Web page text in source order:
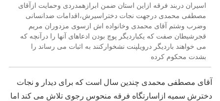
اسیران دربند فرقه ازاین استان ضمن ابرازهمدردی وحمایت ازآقای
مصطفی محمدی درجهت نجات دختراسیرش،اقدامات ضدانسانی
وضرب وشتم آقای محمدی وخانواده اش ازسوی مزدوران مریم
قجرشیطان صفت که یکباردیگر پوچ بودن ادعاهای آنها را درآنچه که
می خواهند باردیگر درویلپنت نشخوارکنند به اثبات می رساند را
بشدت محکوم کرده
آقای مصطفی محمدی چندین سال است که برای دیدار و نجات
دخترش سمیه ازاسارتگاه فرقه منحوس رجوی تلاش می کند اما